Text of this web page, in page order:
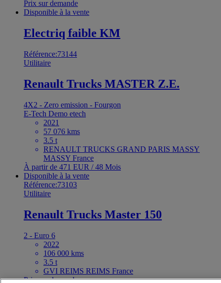
Prix sur demande
Disponible à la vente
Electriq faible KM
Référence:73144
Utilitaire
Renault Trucks MASTER Z.E.
4X2 - Zero emission - Fourgon
E-Tech Demo etech
2021
57 076 kms
3.5 t
RENAULT TRUCKS GRAND PARIS MASSY
MASSY France
À partir de 471 EUR / 48 Mois
Disponible à la vente
Référence:73103
Utilitaire
Renault Trucks Master 150
2 - Euro 6
2022
106 000 kms
3.5 t
GVI REIMS REIMS France
Prix sur demande